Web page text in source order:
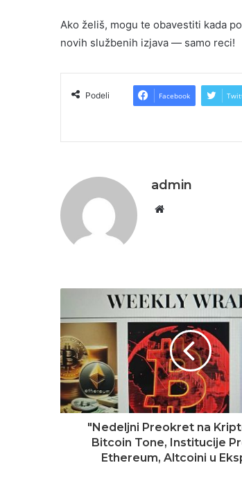
Ako želiš, mogu te obavestiti kada
novih službenih izjava — samo reci!
Podeli Facebook
admin
Website
"Nedeljni Preokret na
Bitcoin Tone, Institucije
Ethereum, Altcoini u